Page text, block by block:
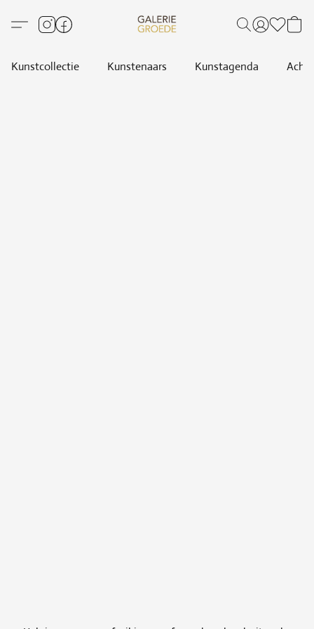
Kunstcollectie Kunstenaars Kunstagenda